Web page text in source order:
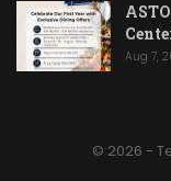
Aug 7,
© 2026 -